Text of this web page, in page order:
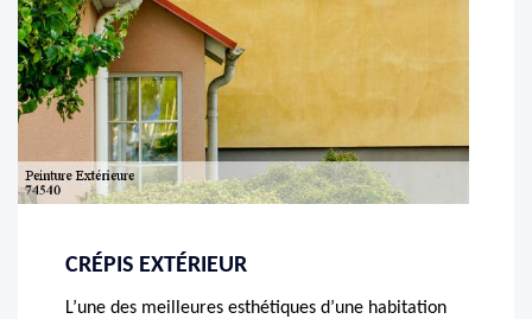
CRÉPIS EXTÉRIEUR
L’une des meilleures esthétiques d’une habitation